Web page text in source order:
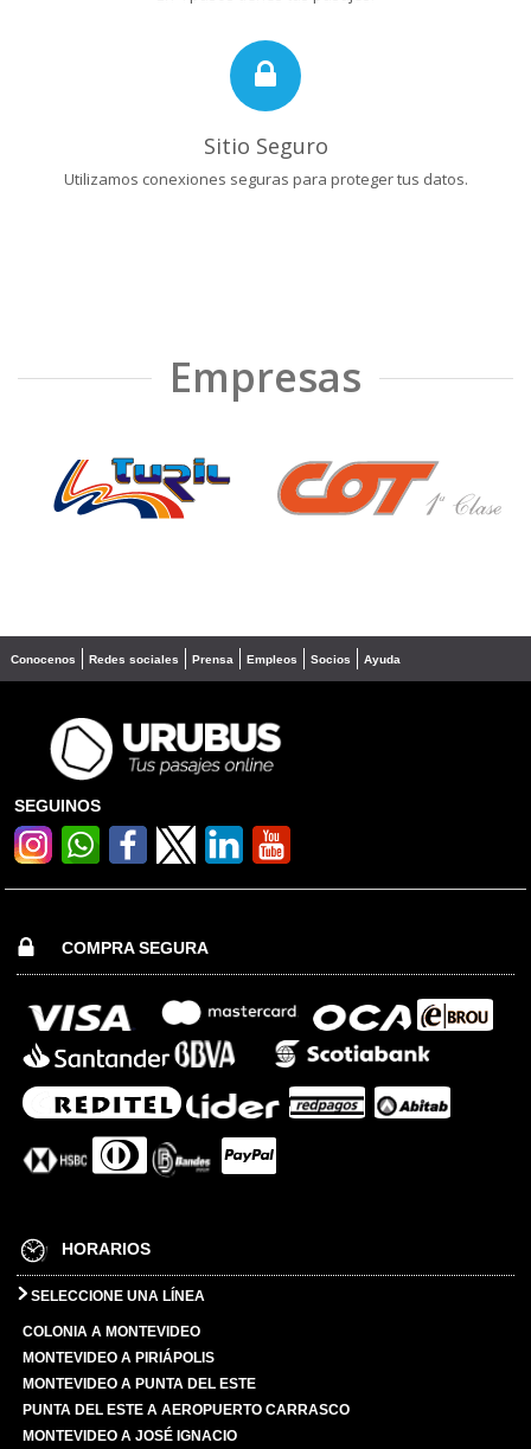
Sitio Seguro
Utilizamos conexiones seguras para proteger tus datos.
Empresas
❮ ❯
Conocenos Redes sociales Prensa Empleos Socios Ayuda
SEGUINOS
COMPRA SEGURA
HORARIOS
SELECCIONE UNA LÍNEA
COLONIA A MONTEVIDEO
MONTEVIDEO A PIRIÁPOLIS
MONTEVIDEO A PUNTA DEL ESTE
PUNTA DEL ESTE A AEROPUERTO CARRASCO
MONTEVIDEO A JOSÉ IGNACIO